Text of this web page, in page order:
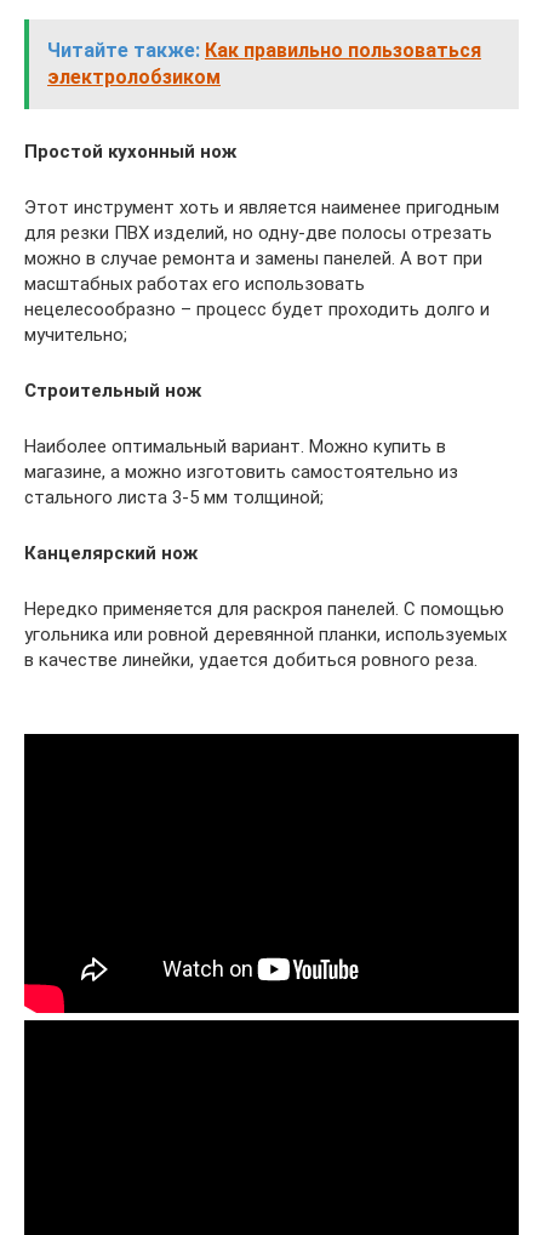
Читайте также: Как правильно пользоваться
электролобзиком
Простой кухонный нож
Этот инструмент хоть и является наименее пригодным
для резки ПВХ изделий, но одну-две полосы отрезать
можно в случае ремонта и замены панелей. А вот при
масштабных работах его использовать
нецелесообразно – процесс будет проходить долго и
мучительно;
Строительный нож
Наиболее оптимальный вариант. Можно купить в
магазине, а можно изготовить самостоятельно из
стального листа 3-5 мм толщиной;
Канцелярский нож
Нередко применяется для раскроя панелей. С помощью
угольника или ровной деревянной планки, используемых
в качестве линейки, удается добиться ровного реза.